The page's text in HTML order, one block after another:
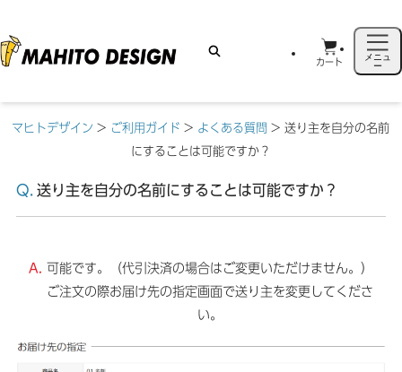
カート
メニュ
ー
マヒトデザイン > ご利用ガイド > よくある質問 > 送り主を自分の名前
にすることは可能ですか？
送り主を自分の名前にすることは可能ですか？
可能です。（代引決済の場合はご変更いただけません。）
ご注文の際お届け先の指定画面で送り主を変更してくださ
い。